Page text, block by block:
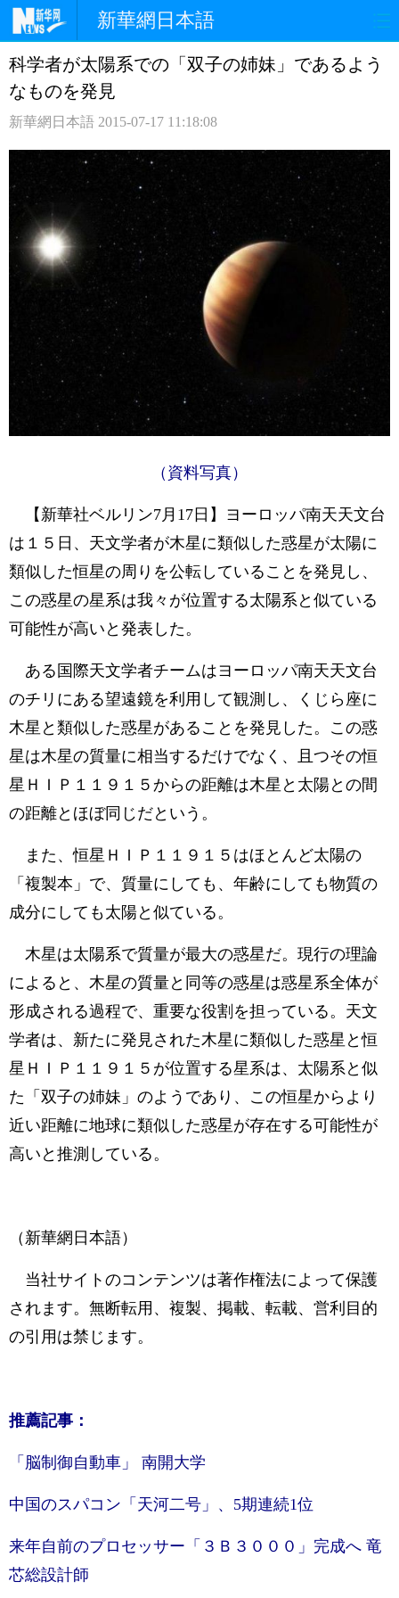
新華網日本語
ホームページ 政治 経済
科学者が太陽系での「双子の姉妹」であるよう
なものを発見
新華網日本語 2015-07-17 11:18:08
（資料写真）
【新華社ベルリン7月17日】ヨーロッパ南天天文台
は１５日、天文学者が木星に類似した惑星が太陽に
類似した恒星の周りを公転していることを発見し、
この惑星の星系は我々が位置する太陽系と似ている
可能性が高いと発表した。
ある国際天文学者チームはヨーロッパ南天天文台
のチリにある望遠鏡を利用して観測し、くじら座に
木星と類似した惑星があることを発見した。この惑
星は木星の質量に相当するだけでなく、且つその恒
星ＨＩＰ１１９１５からの距離は木星と太陽との間
の距離とほぼ同じだという。
また、恒星ＨＩＰ１１９１５はほとんど太陽の
「複製本」で、質量にしても、年齢にしても物質の
成分にしても太陽と似ている。
木星は太陽系で質量が最大の惑星だ。現行の理論
によると、木星の質量と同等の惑星は惑星系全体が
形成される過程で、重要な役割を担っている。天文
学者は、新たに発見された木星に類似した惑星と恒
星ＨＩＰ１１９１５が位置する星系は、太陽系と似
た「双子の姉妹」のようであり、この恒星からより
近い距離に地球に類似した惑星が存在する可能性が
高いと推測している。
（新華網日本語）
当社サイトのコンテンツは著作権法によって保護
されます。無断転用、複製、掲載、転載、営利目的
の引用は禁じます。
推薦記事：
「脳制御自動車」 南開大学
中国のスパコン「天河二号」、5期連続1位
来年自前のプロセッサー「３Ｂ３０００」完成へ 竜
芯総設計師